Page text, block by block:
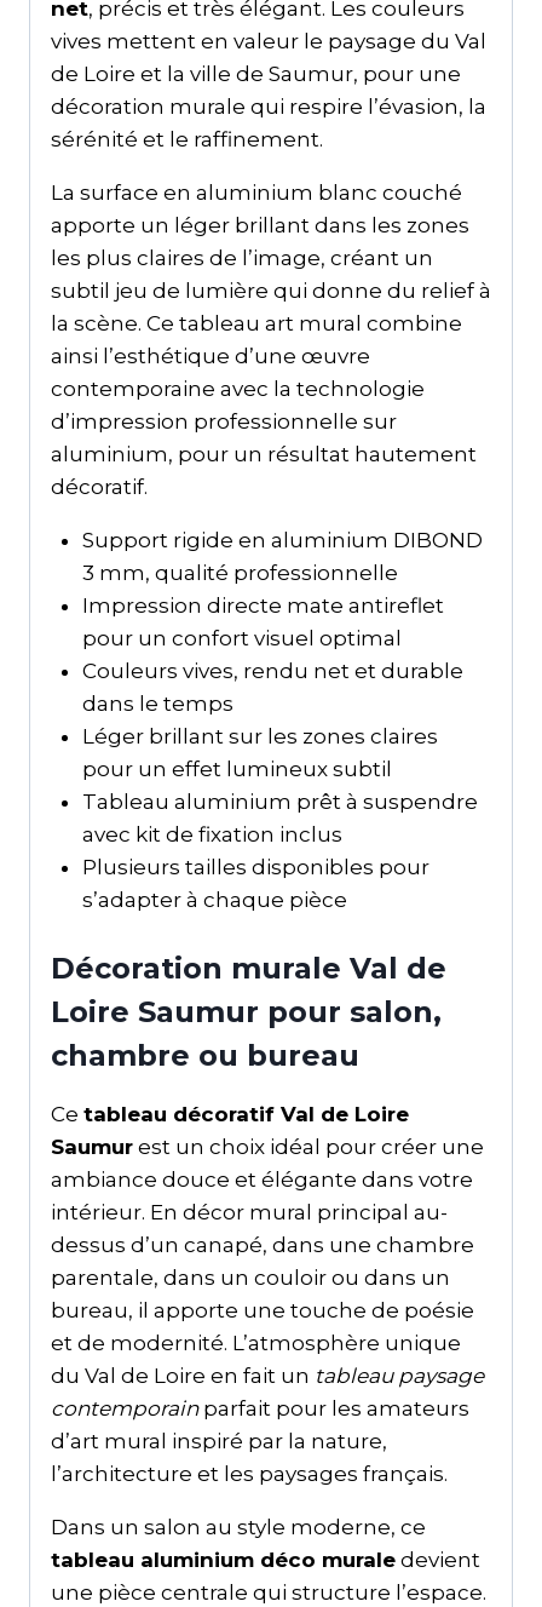
net, précis et très élégant. Les couleurs
vives mettent en valeur le paysage du Val
de Loire et la ville de Saumur, pour une
décoration murale qui respire l’évasion, la
sérénité et le raffinement.
La surface en aluminium blanc couché
apporte un léger brillant dans les zones
les plus claires de l’image, créant un
subtil jeu de lumière qui donne du relief à
la scène. Ce tableau art mural combine
ainsi l’esthétique d’une œuvre
contemporaine avec la technologie
d’impression professionnelle sur
aluminium, pour un résultat hautement
décoratif.
Support rigide en aluminium DIBOND
3 mm, qualité professionnelle
Impression directe mate antireflet
pour un confort visuel optimal
Couleurs vives, rendu net et durable
dans le temps
Léger brillant sur les zones claires
pour un effet lumineux subtil
Tableau aluminium prêt à suspendre
avec kit de fixation inclus
Plusieurs tailles disponibles pour
s’adapter à chaque pièce
Décoration murale Val de
Loire Saumur pour salon,
chambre ou bureau
Ce tableau décoratif Val de Loire
Saumur est un choix idéal pour créer une
ambiance douce et élégante dans votre
intérieur. En décor mural principal au-
dessus d’un canapé, dans une chambre
parentale, dans un couloir ou dans un
bureau, il apporte une touche de poésie
et de modernité. L’atmosphère unique
du Val de Loire en fait un tableau paysage
contemporainparfait pour les amateurs
d’art mural inspiré par la nature,
l’architecture et les paysages français.
Dans un salon au style moderne, ce
tableau aluminium déco murale devient
une pièce centrale qui structure l’espace.